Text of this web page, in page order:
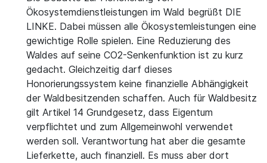
Ökosystemdienstleistungen im Wald begrüßt DIE
LINKE. Dabei müssen alle Ökosystemleistungen eine
gewichtige Rolle spielen. Eine Reduzierung des
Waldes auf seine CO2-Senkenfunktion ist zu kurz
gedacht. Gleichzeitig darf dieses
Honorierungssystem keine finanzielle Abhängigkeit
der Waldbesitzenden schaffen. Auch für Waldbesitz
gilt Artikel 14 Grundgesetz, dass Eigentum
verpflichtet und zum Allgemeinwohl verwendet
werden soll. Verantwortung hat aber die gesamte
Lieferkette, auch finanziell. Es muss aber dort